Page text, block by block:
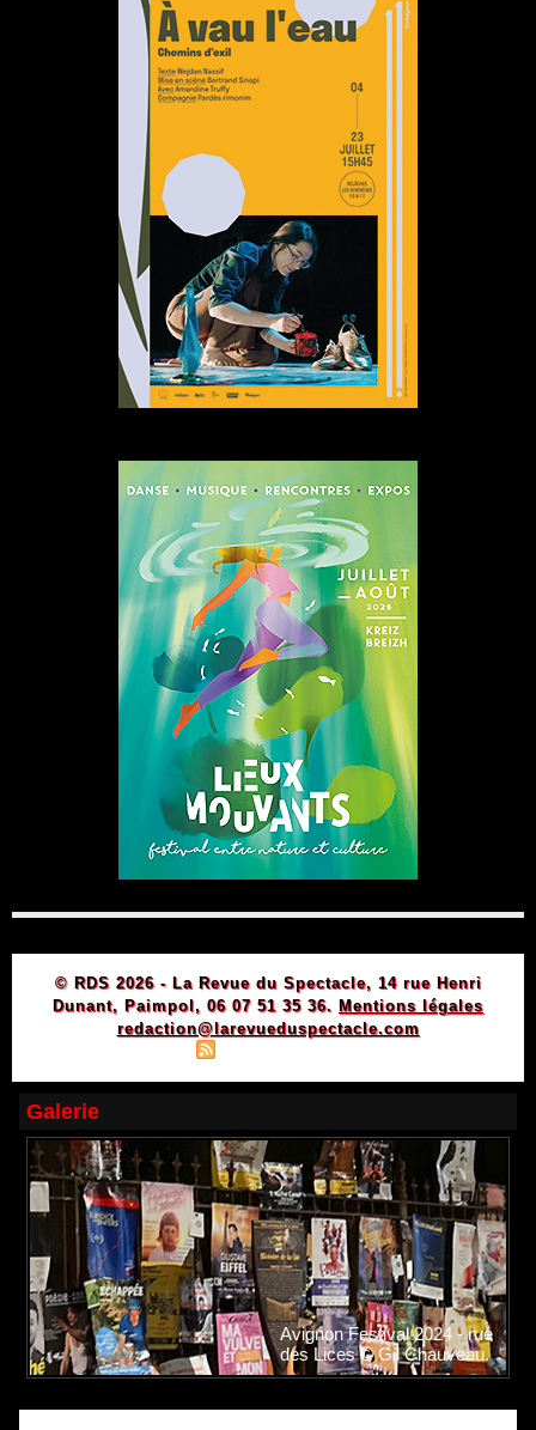
© RDS 2026 - La Revue du Spectacle, 14 rue Henri
Dunant, Paimpol, 06 07 51 35 36. Mentions légales
redaction@larevueduspectacle.com
Galerie
Avignon Festival 2024 - rue
des Lices © Gil Chauveau.